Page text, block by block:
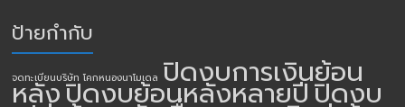
ป้ายกำกับ
จดทะเบียนบริษัท โคกหนองนาโมเดล ปิดงบการเงินย้อน
หลังปิดงบย้อนหลังหลายปีปิดงบ